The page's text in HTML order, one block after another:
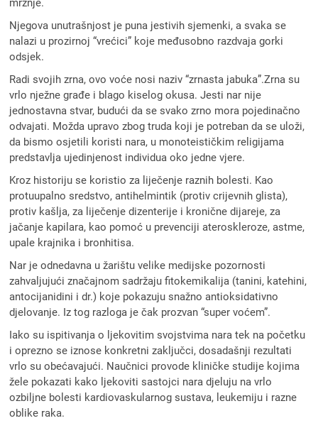
mržnje.
Njegova unutrašnjost je puna jestivih sjemenki, a svaka se
nalazi u prozirnoj “vrećici” koje međusobno razdvaja gorki
odsjek.
Radi svojih zrna, ovo voće nosi naziv “zrnasta jabuka”.Zrna su
vrlo nježne građe i blago kiselog okusa. Jesti nar nije
jednostavna stvar, budući da se svako zrno mora pojedinačno
odvajati. Možda upravo zbog truda koji je potreban da se uloži,
da bismo osjetili koristi nara, u monoteističkim religijama
predstavlja ujedinjenost individua oko jedne vjere.
Kroz historiju se koristio za liječenje raznih bolesti. Kao
protuupalno sredstvo, antihelmintik (protiv crijevnih glista),
protiv kašlja, za liječenje dizenterije i kronične dijareje, za
jačanje kapilara, kao pomoć u prevenciji ateroskleroze, astme,
upale krajnika i bronhitisa.
Nar je odnedavna u žarištu velike medijske pozornosti
zahvaljujući značajnom sadržaju fitokemikalija (tanini, katehini,
antocijanidini i dr.) koje pokazuju snažno antioksidativno
djelovanje. Iz tog razloga je čak prozvan “super voćem”.
Iako su ispitivanja o ljekovitim svojstvima nara tek na početku
i oprezno se iznose konkretni zaključci, dosadašnji rezultati
vrlo su obećavajući. Naučnici provode kliničke studije kojima
žele pokazati kako ljekoviti sastojci nara djeluju na vrlo
ozbiljne bolesti kardiovaskularnog sustava, leukemiju i razne
oblike raka.